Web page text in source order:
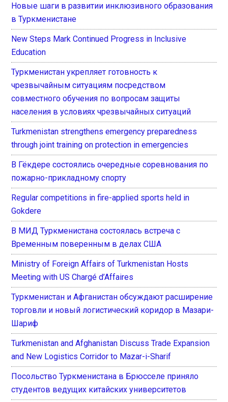
Новые шаги в развитии инклюзивного образования
в Туркменистане
New Steps Mark Continued Progress in Inclusive
Education
Туркменистан укрепляет готовность к
чрезвычайным ситуациям посредством
совместного обучения по вопросам защиты
населения в условиях чрезвычайных ситуаций
Turkmenistan strengthens emergency preparedness
through joint training on protection in emergencies
В Гёкдере состоялись очередные соревнования по
пожарно-прикладному спорту
Regular competitions in fire-applied sports held in
Gokdere
В МИД Туркменистана состоялась встреча с
Временным поверенным в делах США
Ministry of Foreign Affairs of Turkmenistan Hosts
Meeting with US Chargé d’Affaires
Туркменистан и Афганистан обсуждают расширение
торговли и новый логистический коридор в Мазари-
Шариф
Turkmenistan and Afghanistan Discuss Trade Expansion
and New Logistics Corridor to Mazar-i-Sharif
Посольство Туркменистана в Брюсселе приняло
студентов ведущих китайских университетов